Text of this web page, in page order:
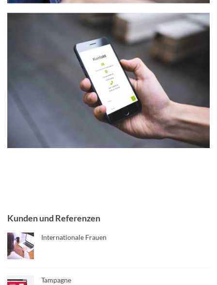
Kunden und Referenzen
Internationale Frauen
Tampagne